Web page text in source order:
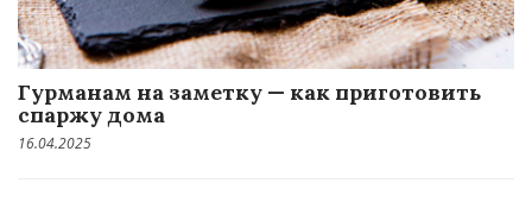
Гурманам на заметку — как приготовить
спаржу дома
16.04.2025